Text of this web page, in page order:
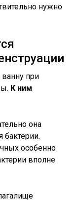
нужно
при
К ним
она
особенно
вполне